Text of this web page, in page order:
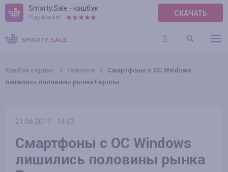
Smarty.Sale - кэшбэк
Play Market: СКАЧАТЬ
ПРАВИЛА
ПЛАГИНЫ
Кэшбэк сервис Новости
Смартфоны с ОС Windows
лишились половины рынка Европы
21.06.2017 14:03
Смартфоны с ОС Windows
лишились половины рынка